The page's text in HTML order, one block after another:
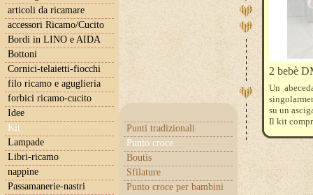
articoli da ricamare
accessori Ricamo/Cucito
Bordi in LINO e AIDA
Bottoni
Cornici-telaietti-fiocchi
filo ricamo e aguglieria
forbici ricamo-cucito
Idee
Kit
Punti tradizionali
Punto croce
Boutis
Sfilature
Punto croce per bambini
Lampade
Libri-ricamo
nappine
Passamanerie-nastri
2 bebè
Un
su un
Il kit